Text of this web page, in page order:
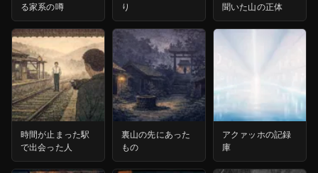
る家系の噂
り
聞いた山の正体
時間が止まった駅
で出会った人
裏山の先にあった
もの
アクァッホの記録
庫